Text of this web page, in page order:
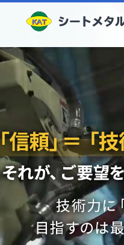
会社案内
事業内容
設備案内
製品紹介
採用情報
お問合せ